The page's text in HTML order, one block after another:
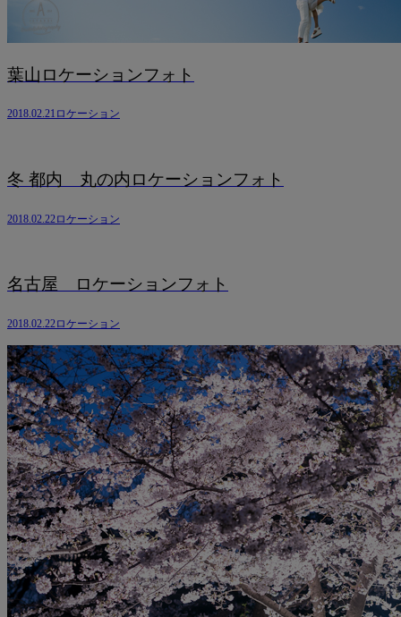
葉山ロケーションフォト
2018.02.21 ロケーション
冬 都内 丸の内ロケーションフォト
2018.02.22 ロケーション
名古屋 ロケーションフォト
2018.02.22ロケーション